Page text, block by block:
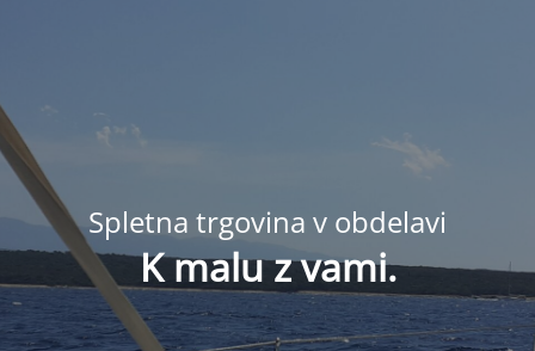
Spletna trgovina v obdelavi
K malu z vami.